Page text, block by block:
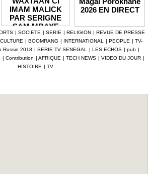
IMAM MALICK
PAR SERIGNE
SAM MBAYE
2026 EN DIRECT
| SOCIETE | SERIE | RELIGION | REVUE DE PRESSE
CULTURE | BOOMRANG | INTERNATIONAL | PEOPLE | TV-
Russie 2018 | SERIE TV SENEGAL | LES ECHOS | pub |
| Contribution | AFRIQUE | TECH NEWS | VIDEO DU JOUR |
HISTOIRE | TV